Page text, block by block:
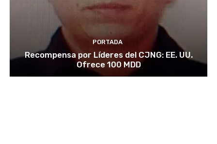
PORTADA
Recompensa por Líderes del CJNG: EE. UU.
Ofrece 100 MDD